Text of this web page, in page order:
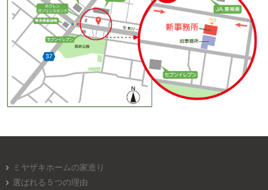
ミヤザキホームの家造り
選ばれる５つの理由